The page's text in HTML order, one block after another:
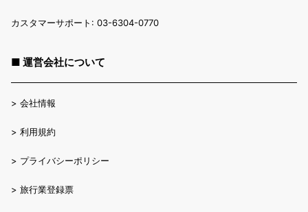
カスタマーサポート: 03-6304-0770
■ 運営会社について
> 会社情報
> 利用規約
> プライバシーポリシー
> 旅行業登録票